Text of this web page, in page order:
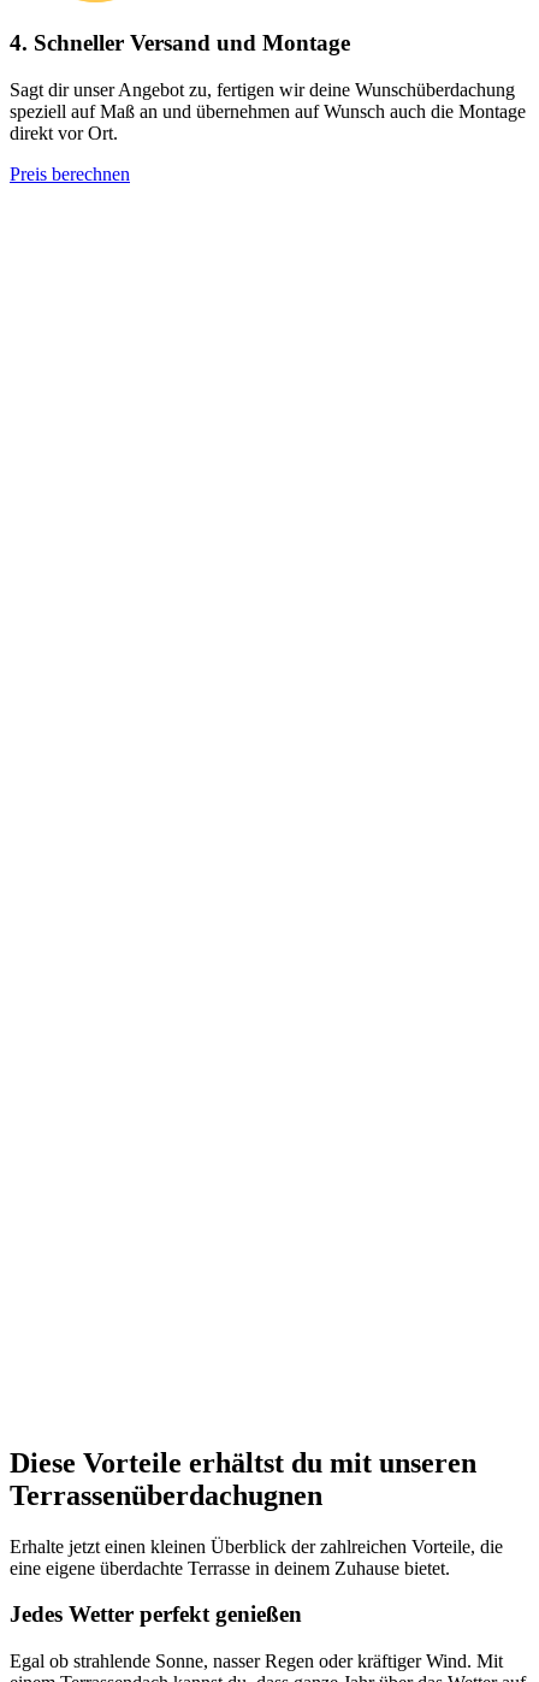
4. Schneller Versand und Montage
Sagt dir unser Angebot zu, fertigen wir deine Wunschüberdachung
speziell auf Maß an und übernehmen auf Wunsch auch die Montage
direkt vor Ort.
Preis berechnen
Diese Vorteile erhältst du mit unseren
Terrassenüberdachugnen
Erhalte jetzt einen kleinen Überblick der zahlreichen Vorteile, die
eine eigene überdachte Terrasse in deinem Zuhause bietet.
Jedes Wetter perfekt genießen
Egal ob strahlende Sonne, nasser Regen oder kräftiger Wind. Mit